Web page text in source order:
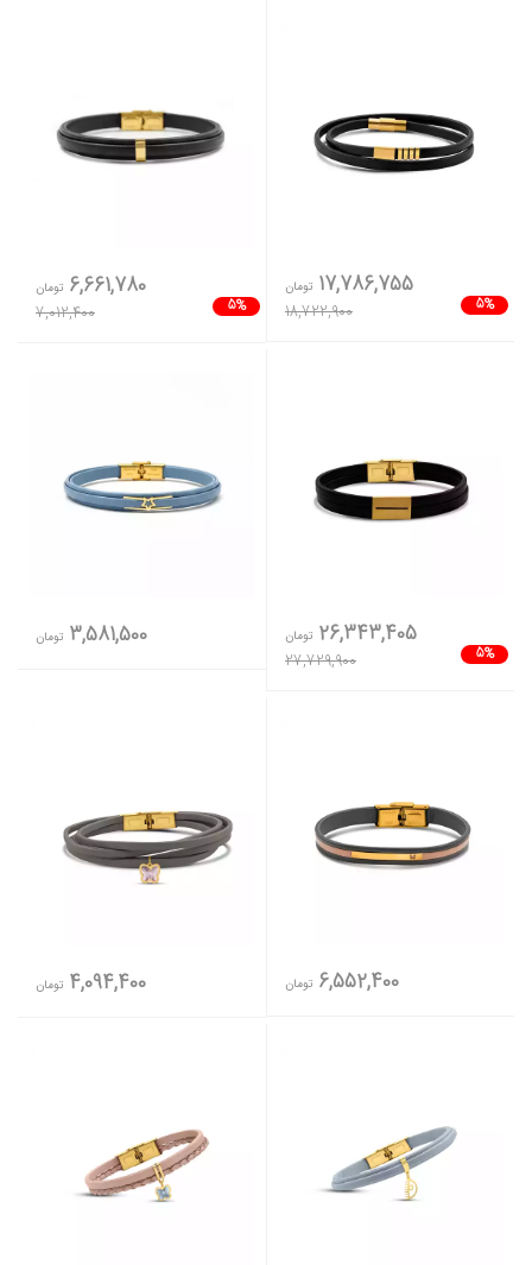
5%
17,786,755 تومان
18,722,900
5%
6,661,780 تومان
7,012,400
5%
26,343,405 تومان
27,729,900
3,581,500 تومان
6,552,400 تومان 4,094,400 تومان